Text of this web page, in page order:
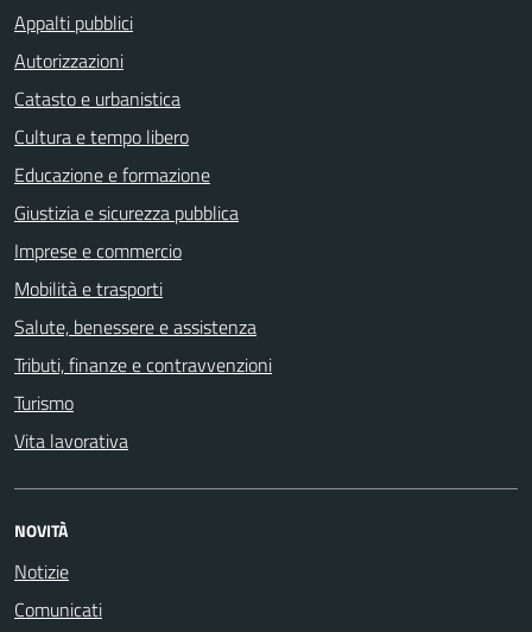
Appalti pubblici
Autorizzazioni
Catasto e urbanistica
Cultura e tempo libero
Educazione e formazione
Giustizia e sicurezza pubblica
Imprese e commercio
Mobilità e trasporti
Salute, benessere e assistenza
Tributi, finanze e contravvenzioni
Turismo
Vita lavorativa
NOVITÀ
Notizie
Comunicati